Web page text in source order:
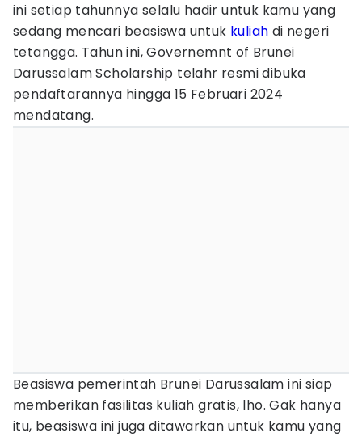
ini setiap tahunnya selalu hadir untuk kamu yang
sedang mencari beasiswa untuk kuliah di negeri
tetangga. Tahun ini, Governemnt of Brunei
Darussalam Scholarship telahr resmi dibuka
pendaftarannya hingga 15 Februari 2024
mendatang.
Beasiswa pemerintah Brunei Darussalam ini siap
memberikan fasilitas kuliah gratis, lho. Gak hanya
itu, beasiswa ini juga ditawarkan untuk kamu yang